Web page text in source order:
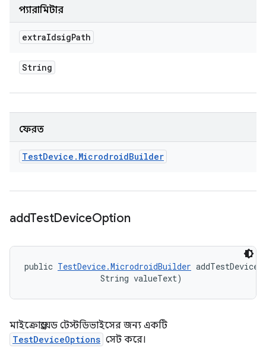
প্যারামিটার
extraIdsigPath
String
ফেরত
TestDevice . MicrodroidBuilder
addTestDeviceOption
public TestDevice.MicrodroidBuilder
                String valueText)
মাইক্রোড্রয়েড টেস্টডিভাইসের জন্য একটি
TestDeviceOptions সেট করে।